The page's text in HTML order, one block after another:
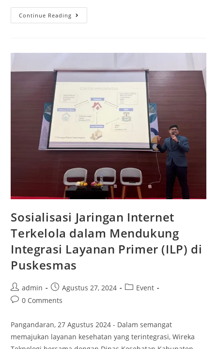
Continue Reading
Sosialisasi Jaringan Internet
Terkelola dalam Mendukung
Integrasi Layanan Primer (ILP) di
Puskesmas
admin Agustus 27, 2024
Event
0 Comments
Pangandaran, 27 Agustus 2024 - Dalam semangat
memajukan layanan kesehatan yang terintegrasi, Wireka